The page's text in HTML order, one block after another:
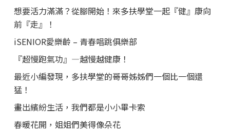
想要活力滿滿？從腳開始！來多扶學堂一起『健』康向
前『走』！
iSENIOR愛樂齡 – 青春唱跳俱樂部
『超慢跑氣功』—越慢越健康！
最近小編發現，多扶學堂的哥哥姊姊們一個比一個還
猛！
畫出繽紛生活，我們都是小小畢卡索
春暖花開，姐姐們美得像朵花